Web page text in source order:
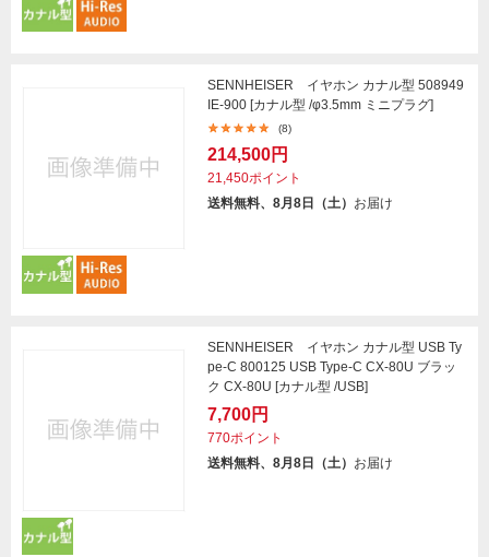
SENNHEISER イヤホン カナル型 508949
IE-900 [カナル型 /φ3.5mm ミニプラグ]
(8)
214,500円
21,450ポイント
送料無料、8月8日（土） お届け
SENNHEISER イヤホン カナル型 USB Ty
pe-C 800125 USB Type-C CX-80U ブラッ
ク CX-80U [カナル型 /USB]
7,700円
770ポイント
送料無料、8月8日（土） お届け